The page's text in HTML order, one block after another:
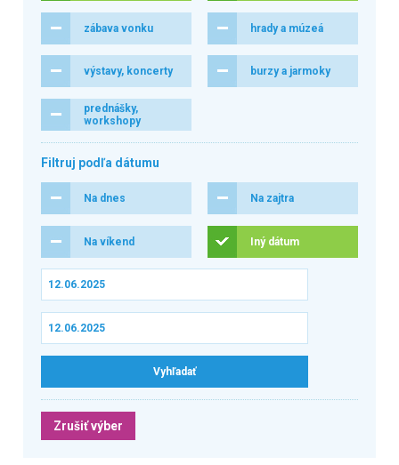
zábava vonku hrady a múzeá
výstavy, koncerty burzy a jarmoky
prednášky,
workshopy
Filtruj podľa dátumu
Na dnes Na zajtra
Na víkend Iný dátum
Zrušiť výber